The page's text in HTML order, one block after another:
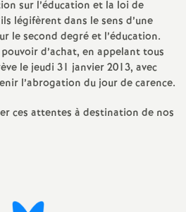
S
e
c
sur l’éducation et la loi de
légifèrent dans le sens d’une
le second degré et l’éducation.
d’achat, en appelant tous
le jeudi 31 janvier 2013, avec
l’abrogation du jour de carence.
ces attentes à destination de nos